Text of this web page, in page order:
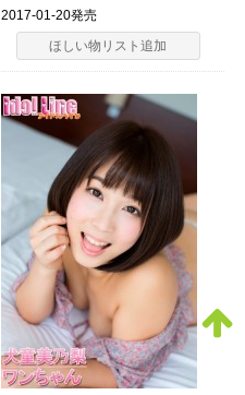
2017-01-20発売
ほしい物リスト追加